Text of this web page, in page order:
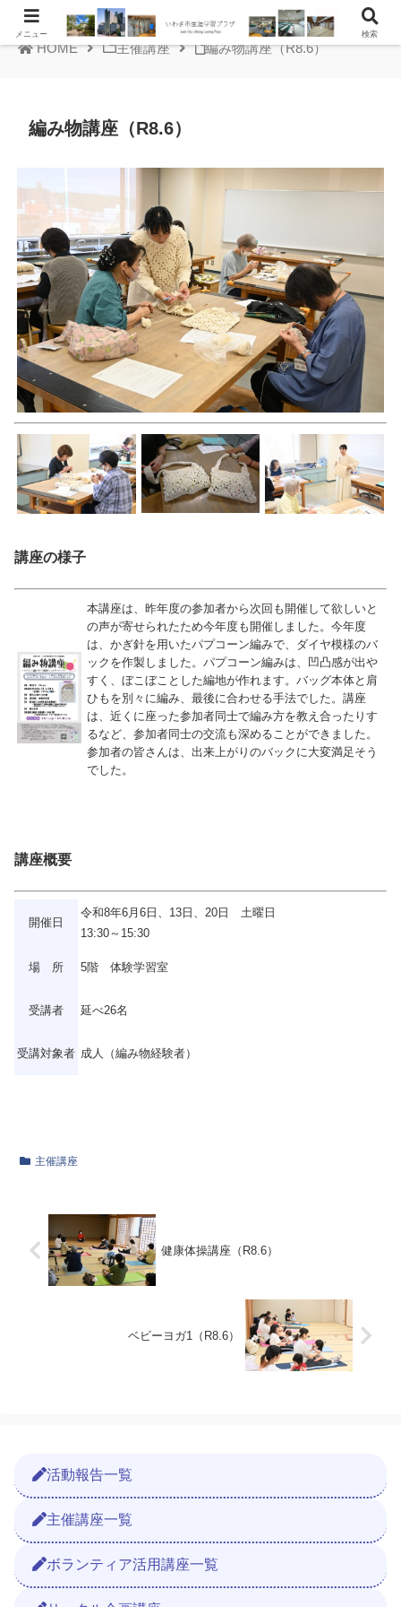
HOME 主催講座 編み物講座（R8.6）
編み物講座（R8.6）
講座の様子
本講座は、昨年度の参加者から次回も開催して欲しいと
の声が寄せられたため今年度も開催しました。今年度
は、かぎ針を用いたパプコーン編みで、ダイヤ模様のバ
ックを作製しました。パプコーン編みは、凹凸感が出や
すく、ぼこぼことした編地が作れます。バッグ本体と肩
ひもを別々に編み、最後に合わせる手法でした。講座
は、近くに座った参加者同士で編み方を教え合ったりす
るなど、参加者同士の交流も深めることができました。
参加者の皆さんは、出来上がりのバックに大変満足そう
でした。
講座概要
開催日
令和8年6月6日、13日、20日 土曜日
13:30～15:30
場 所 5階 体験学習室
受講者 延べ26名
受講対象者 成人（編み物経験者）
主催講座
健康体操講座（R8.6）
ベビーヨガ1（R8.6）
活動報告一覧
主催講座一覧
ボランティア活用講座一覧
メニュー 検索